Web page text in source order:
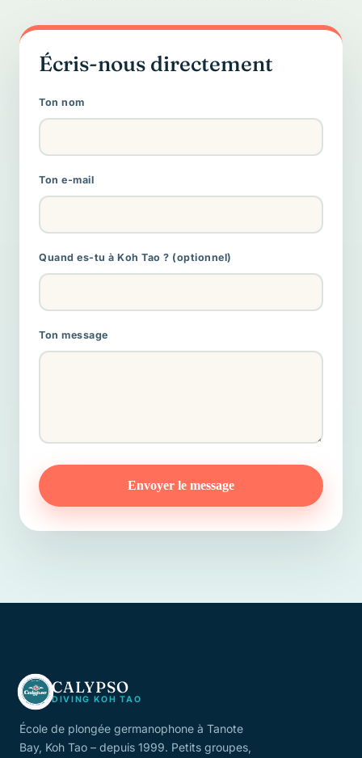
Écris-nous directement
Ton nom
Ton e-mail
Quand es-tu à Koh Tao ? (optionnel)
Ton message
Envoyer le message
CALYPSO
DIVING KOH TAO
École de plongée germanophone à Tanote
Bay, Koh Tao – depuis 1999. Petits groupes,